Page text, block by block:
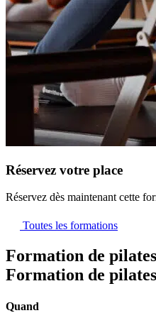
Réservez votre place
Réservez dès maintenant cette
Toutes les formations
Formation de
Formation de
Quand